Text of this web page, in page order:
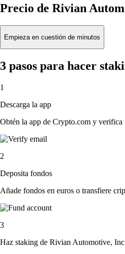
Precio de Rivian
Empieza en cuestión de minutos
3 pasos para hacer
1
Descarga la app
Obtén la app de Crypto.com y
2
Deposita fondos
Añade fondos en euros o transfiere
3
Haz staking de Rivian Automotive,